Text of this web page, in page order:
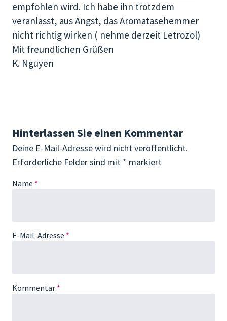
empfohlen wird. Ich habe ihn trotzdem
veranlasst, aus Angst, das Aromatasehemmer
nicht richtig wirken ( nehme derzeit Letrozol)
Mit freundlichen Grüßen
K. Nguyen
Hinterlassen Sie einen Kommentar
Deine E-Mail-Adresse wird nicht veröffentlicht.
Erforderliche Felder sind mit * markiert
Name *
E-Mail-Adresse *
Kommentar *